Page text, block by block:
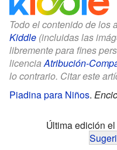
Todo el contenido de los
Kiddle (incluidas las
libremente para fines
licenciaAtribución-
lo contrario. Citar este
Piadina para Niños.
Última edición